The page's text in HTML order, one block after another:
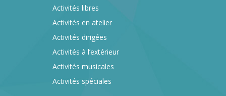
Activités libres
Activités en atelier
Activités dirigées
Activités à l’extérieur
Activités musicales
Activités spéciales